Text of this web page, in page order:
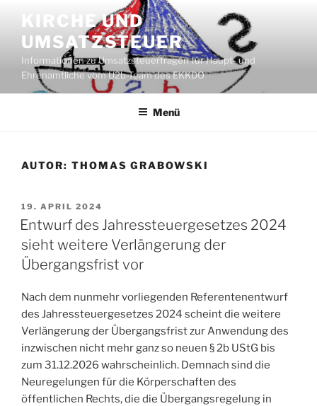
Inhalt
springen
KIRCHE UND
UMSATZSTEUER
Informationen zu Umsatzsteuerfragen für Haupt- und
Ehrenamtliche vom U2b-Team des EKKDO
Menü
AUTOR: THOMAS GRABOWSKI
VERÖFFENTLICHT
AM
19. APRIL 2024
Entwurf des Jahressteuergesetzes 2024
sieht weitere Verlängerung der
Übergangsfrist vor
Nach dem nunmehr vorliegenden Referentenentwurf
des Jahressteuergesetzes 2024 scheint die weitere
Verlängerung der Übergangsfrist zur Anwendung des
inzwischen nicht mehr ganz so neuen § 2b UStG bis
zum 31.12.2026 wahrscheinlich. Demnach sind die
Neuregelungen für die Körperschaften des
öffentlichen Rechts, die die Übergangsregelung in